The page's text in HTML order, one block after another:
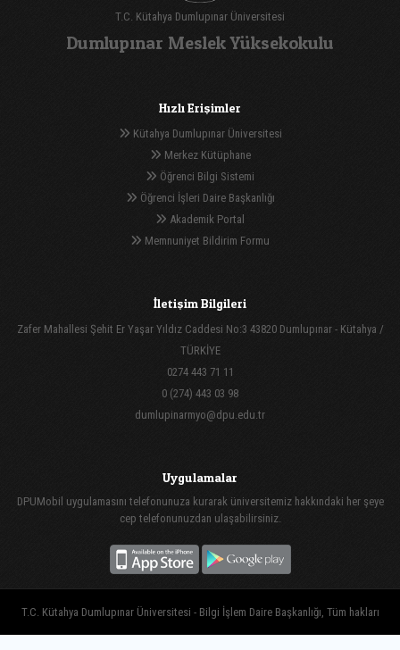
T.C. Kütahya Dumlupınar Üniversitesi
Dumlupınar Meslek Yüksekokulu
Hızlı Erişimler
Kütahya Dumlupınar Üniversitesi
Merkez Kütüphane
Öğrenci Bilgi Sistemi
Öğrenci İşleri Daire Başkanlığı
Akademik Portal
Memnuniyet Bildirim Formu
İletişim Bilgileri
Zafer Mahallesi Şehit Er Yaşar Yıldız Caddesi No:3 43820 Dumlupınar - Kütahya /
TÜRKİYE
0274 443 71 11
0 (274) 443 03 98
dumlupinarmyo@dpu.edu.tr
Uygulamalar
DPUMobil uygulamasını telefonunuza kurarak üniversitemiz hakkındaki her şeye
cep telefonunuzdan ulaşabilirsiniz.
T.C. Kütahya Dumlupınar Üniversitesi - Bilgi İşlem Daire Başkanlığı, Tüm hakları